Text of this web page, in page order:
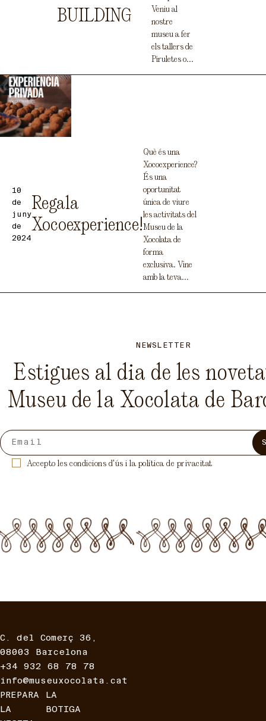
BUILDING
Veniu al
nostre
museu a fer
els tallers de
Piruletes o...
10
de
juny
de
2024
Regala
Xocoexperience!
Què és una
Xocoexperience?
És una
oportunitat
única de viure
les activitats del
Museu de la
Xocolata de
forma
exclusiva. Vine
amb la teva...
NEWSLETTER
Estigues al dia de les
Museu de la Xocolata de
Accepto les condicions d'ús i la política de privacitat
C. del Comerç 36,
08003 Barcelona
+34 932 68 78 78
info@museuxocolata.cat
PREPARA
LA
LA
BOTIGA